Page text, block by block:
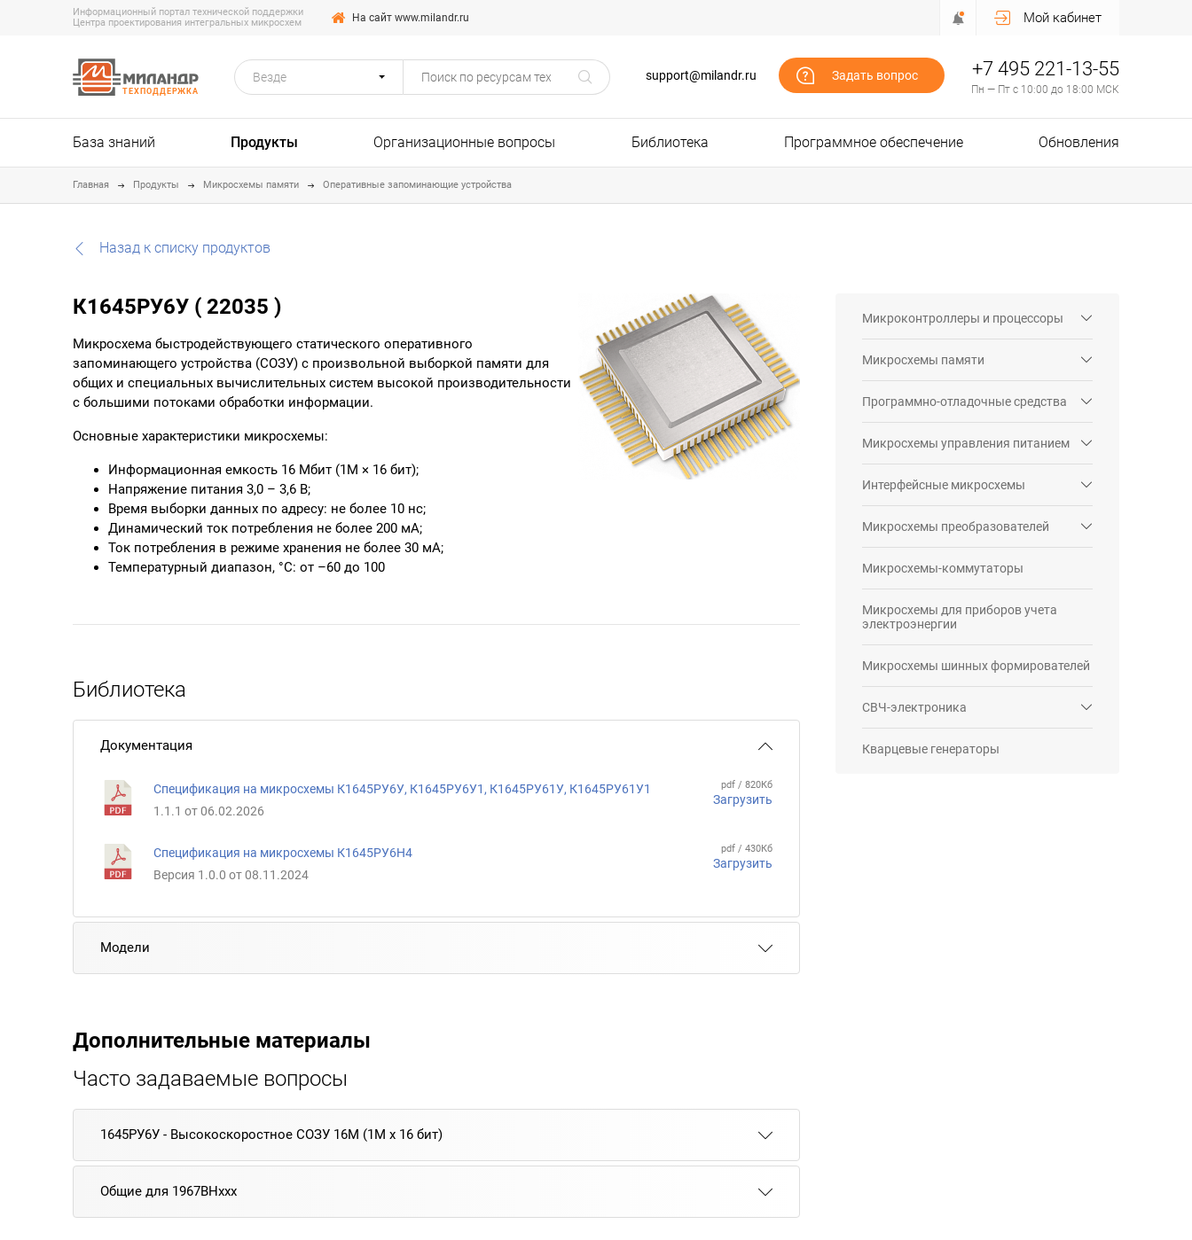
Информационный портал технической поддержки
Центра проектирования интегральных микросхем
На сайт www.milandr.ru Мой кабинет
ТЕХПОДДЕРЖКА
Везде support@milandr.ru Задать вопрос +7 495 221-13-55
Пн — Пт с 10:00 до 18:00 МСК
База знаний Продукты Организационные вопросы Библиотека Программное обеспечение Обновления
Главная Продукты Микросхемы памяти Оперативные запоминающие устройства
Назад к списку продуктов
К1645РУ6У ( 22035 )
Микросхема быстродействующего статического оперативного
запоминающего устройства (СОЗУ) с произвольной выборкой памяти для
общих и специальных вычислительных систем высокой производительности
с большими потоками обработки информации.
Основные характеристики микросхемы:
Информационная емкость 16 Мбит (1М × 16 бит);
Напряжение питания 3,0 – 3,6 В;
Время выборки данных по адресу: не более 10 нс;
Динамический ток потребления не более 200 мА;
Ток потребления в режиме хранения не более 30 мА;
Температурный диапазон, °C: от –60 до 100
Библиотека
Документация
Спецификация на микросхемы К1645РУ6У, К1645РУ6У1, К1645РУ61У, К1645РУ61У1
1.1.1 от 06.02.2026
pdf / 820Кб
Загрузить
Спецификация на микросхемы К1645РУ6Н4
Версия 1.0.0 от 08.11.2024
pdf / 430Кб
Загрузить
Модели
Дополнительные материалы
Часто задаваемые вопросы
1645РУ6У - Высокоскоростное СОЗУ 16М (1M х 16 бит)
Общие для 1967ВНххх
Микроконтроллеры и процессоры
Микросхемы памяти
Программно-отладочные средства
Микросхемы управления питанием
Интерфейсные микросхемы
Микросхемы преобразователей
Микросхемы-коммутаторы
Микросхемы для приборов учета
электроэнергии
Микросхемы шинных формирователей
СВЧ-электроника
Кварцевые генераторы